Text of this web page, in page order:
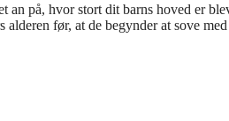
an på, hvor stort dit barns hoved er
før, at de begynder at sove med